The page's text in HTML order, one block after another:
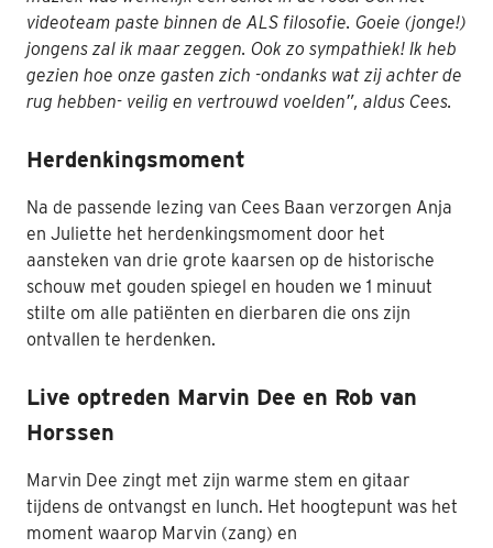
videoteam paste binnen de ALS filosofie. Goeie (jonge!)
jongens zal ik maar zeggen. Ook zo sympathiek! Ik heb
gezien hoe onze gasten zich -ondanks wat zij achter de
rug hebben- veilig en vertrouwd voelden”, aldus Cees.
Herdenkingsmoment
Na de passende lezing van Cees Baan verzorgen Anja
en Juliette het herdenkingsmoment door het
aansteken van drie grote kaarsen op de historische
schouw met gouden spiegel en houden we 1 minuut
stilte om alle patiënten en dierbaren die ons zijn
ontvallen te herdenken.
Live optreden Marvin Dee en Rob van
Horssen
Marvin Dee zingt met zijn warme stem en gitaar
tijdens de ontvangst en lunch. Het hoogtepunt was het
moment waarop Marvin (zang) en